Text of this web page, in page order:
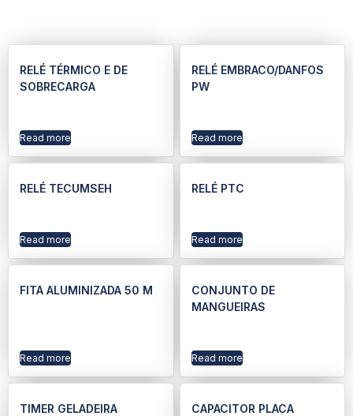
RELÉ TÉRMICO E DE
SOBRECARGA
Read more
RELÉ EMBRACO/DANFOS
PW
Read more
RELÉ TECUMSEH
Read more
RELÉ PTC
Read more
FITA ALUMINIZADA 50 M
Read more
CONJUNTO DE
MANGUEIRAS
Read more
TIMER GELADEIRA
CAPACITOR PLACA